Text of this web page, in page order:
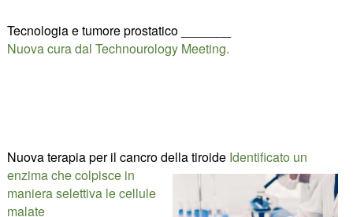
Tecnologia e tumore prostatico _______
Nuova cura dal Technourology Meeting.
Nuova terapia per il cancro della tiroide Identificato un
enzima che colpisce in
maniera selettiva le cellule
malate